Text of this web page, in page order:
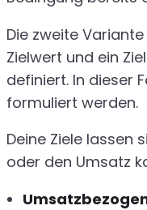
Die zweite
Zielwert und ein
definiert. In dieser
formuliert werden.
Deine Ziele lassen
oder den Umsatz